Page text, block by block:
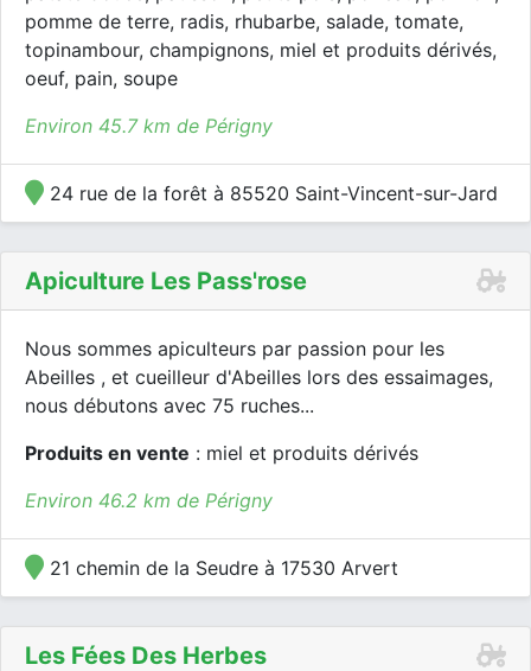
pomme de terre, radis, rhubarbe, salade, tomate,
topinambour, champignons, miel et produits dérivés,
oeuf, pain, soupe
Environ 45.7 km de Périgny
24 rue de la forêt à 85520 Saint-Vincent-sur-Jard
Apiculture Les Pass'rose
Nous sommes apiculteurs par passion pour les
Abeilles , et cueilleur d'Abeilles lors des essaimages,
nous débutons avec 75 ruches...
Produits en vente : miel et produits dérivés
Environ 46.2 km de Périgny
21 chemin de la Seudre à 17530 Arvert
Les Fées Des Herbes